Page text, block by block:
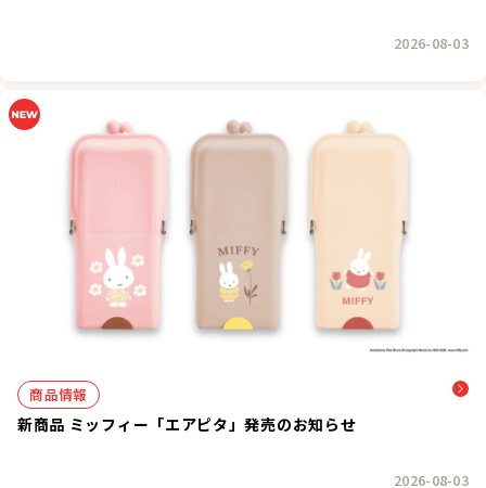
2026-08-03
商品情報
新商品 ミッフィー「エアピタ」発売のお知らせ
2026-08-03